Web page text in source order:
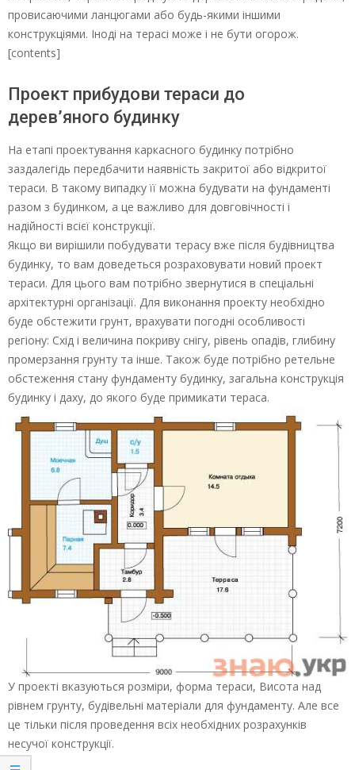
провисаючими ланцюгами або будь-якими іншими
конструкціями. Іноді на терасі може і не бути огорож.
[contents]
Проект прибудови тераси до
дерев’яного будинку
На етапі проектування каркасного будинку потрібно
заздалегідь передбачити наявність закритої або відкритої
тераси. В такому випадку її можна будувати на фундаменті
разом з будинком, а це важливо для довговічності і
надійності всієї конструкції.
Якщо ви вирішили побудувати терасу вже після будівництва
будинку, то вам доведеться розраховувати новий проект
тераси. Для цього вам потрібно звернутися в спеціальні
архітектурні організації. Для виконання проекту необхідно
буде обстежити грунт, врахувати погодні особливості
регіону: Схід і величина покриву снігу, рівень опадів, глибину
промерзання грунту та інше. Також буде потрібно ретельне
обстеження стану фундаменту будинку, загальна конструкція
будинку і даху, до якого буде примикати тераса.
У проекті вказуються розміри, форма тераси, Висота над
рівнем грунту, будівельні матеріали для фундаменту. Але все
це тільки після проведення всіх необхідних розрахунків
несучої конструкції.